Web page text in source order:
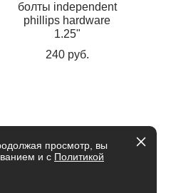
болты independent
phillips hardware
1.25"
240 pуб.
просмотр, вы
и с Политикой